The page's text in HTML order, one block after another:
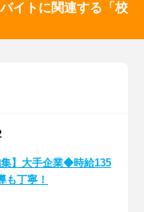
イトに関連する「校
集】大手企業◆時給135
丁寧！